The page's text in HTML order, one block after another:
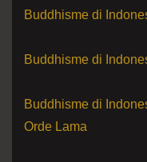
Buddhisme di
Buddhisme di
Buddhisme di
Orde Lama